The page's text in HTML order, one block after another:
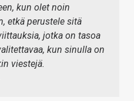
kun olet noin
etkä perustele sitä
jotka on tasoa
kun sinulla on
viestejä.